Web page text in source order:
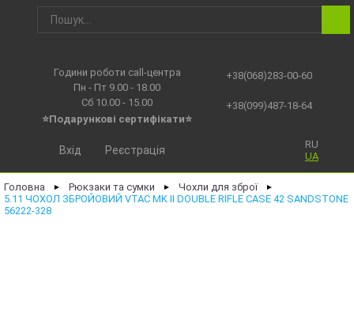
Години роботи call-центра
Пн - Пт 9.00 - 18.00
Сб 10.00 - 15.00
⭐Подарункові сертифікати⭐
+38(068)283-00-60
+38(099)487-18-64
RU
UA
Вхід Реєстрація
Головна ► Рюкзаки та сумки ► Чохли для зброї ►
5.11 ЧОХОЛ ЗБРОЙОВИЙ VTAC MK II DOUBLE RIFLE CASE 42 SANDSTONE
56222-328